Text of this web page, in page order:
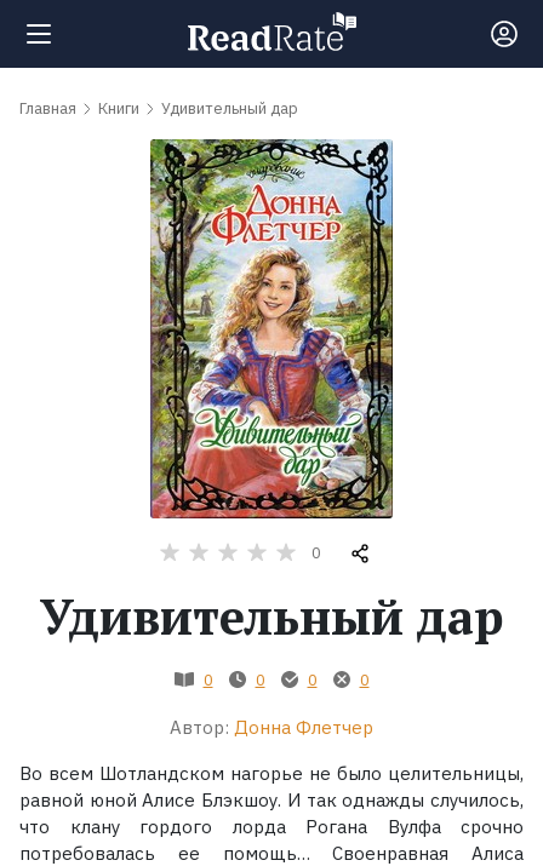
Поиск
обсуждаемые
Жанры
Экранизации
Коллекции
Главная Книги Удивительный дар
0
Удивительный дар
0 0 0 0
Автор: Донна Флетчер
Во всем Шотландском нагорье не было целительницы,
равной юной Алисе Блэкшоу. И так однажды случилось,
что клану гордого лорда Рогана Вулфа срочно
потребовалась ее помощь… Своенравная Алиса